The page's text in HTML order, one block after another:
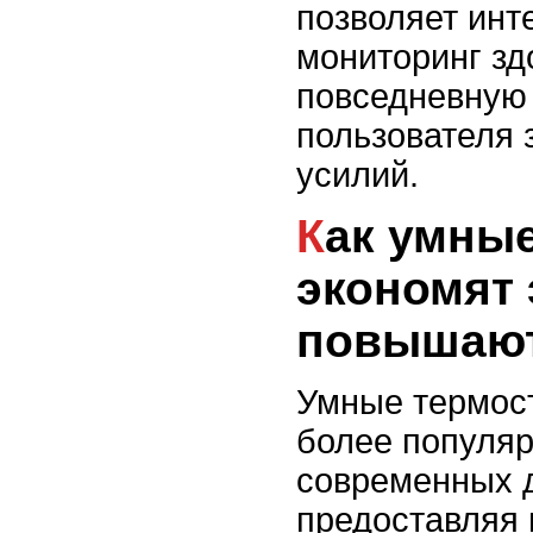
позволяет
мониторинг
пользователя
усилий.
Как умные термостаты
экономят
Умные
более
современных
предоставляя